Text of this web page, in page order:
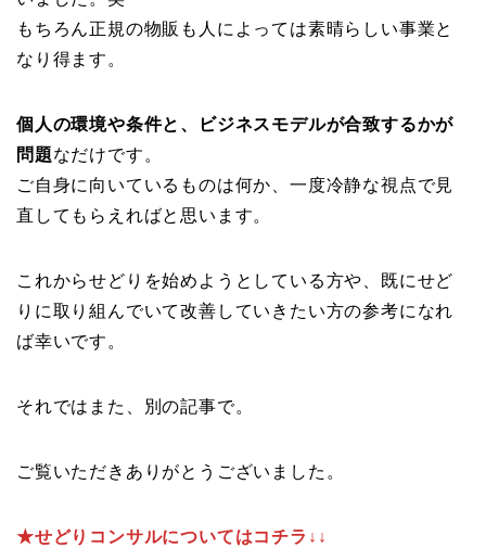
もちろん正規の物販も人によっては素晴らしい事業と
なり得ます。
個人の環境や条件と、ビジネスモデルが合致するかが
問題なだけです。
ご自身に向いているものは何か、一度冷静な視点で見
直してもらえればと思います。
これからせどりを始めようとしている方や、既にせど
りに取り組んでいて改善していきたい方の参考になれ
ば幸いです。
それではまた、別の記事で。
ご覧いただきありがとうございました。
★せどりコンサルについてはコチラ↓↓